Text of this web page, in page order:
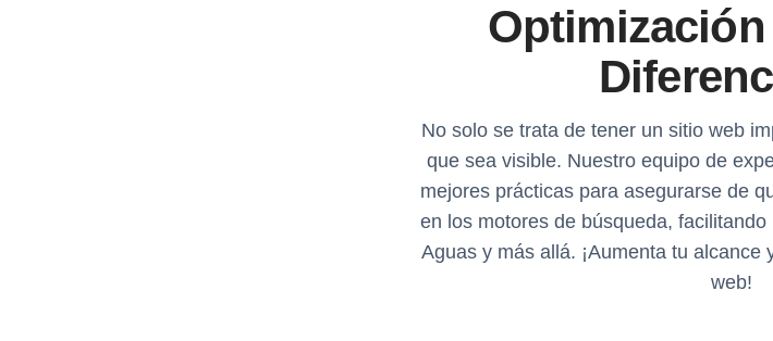
Optimización
No solo se trata de tener un sitio web
que sea visible. Nuestro equipo de
mejores prácticas para asegurarse de
en los motores de búsqueda,
Aguas y más allá. ¡Aumenta tu
web!